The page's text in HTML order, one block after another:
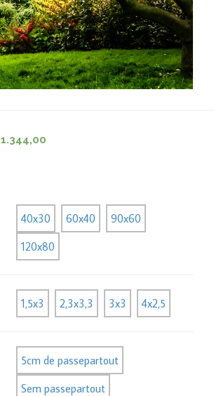
1.344,00
40x30 60x40
90x60
120x80
1,5x3 2,3x3,3 3x3 4x2,5
5cm de passepartout
Sem passepartout